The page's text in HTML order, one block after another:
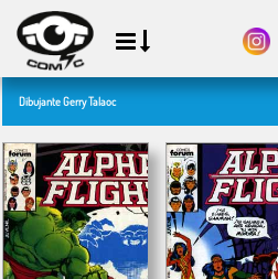
Dibujante Gerry Talaoc